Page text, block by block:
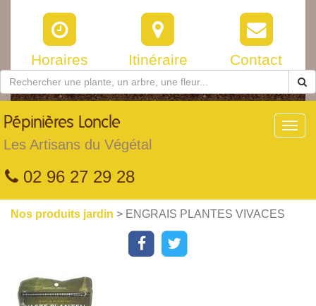
Horaires Itinéraire Contact
Pépinières Loncle
Les Artisans du Végétal
02 96 27 29 28
Nos produits jardin > ENGRAIS PLANTES VIVACES